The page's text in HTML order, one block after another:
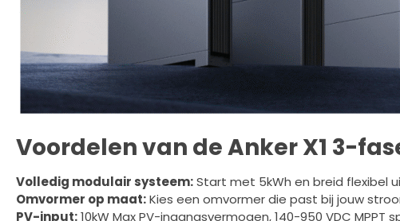
Voordelen van de Anker X1 3-
Volledig modulair systeem:Start met 5kWh en breid flexibel
Omvormer op maat:Kies een omvormer die past bij jouw
PV-input:10kW Max PV-ingangsvermogen, 140-950 VDC MPPT